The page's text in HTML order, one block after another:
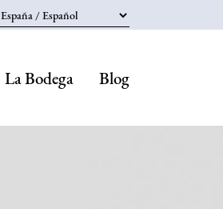
Select your language
principal
La Bodega Blog